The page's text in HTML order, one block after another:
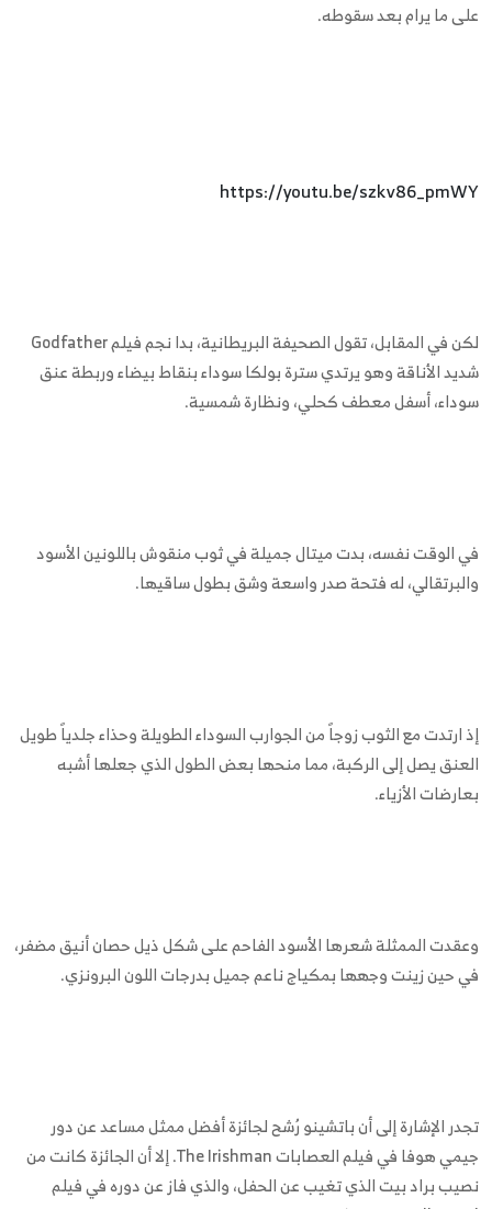
على ما يرام بعد سقوطه.
https://youtu.be/szkv86_pmWY
لكن في المقابل، تقول الصحيفة البريطانية، بدا نجم فيلم Godfather
شديد الأناقة وهو يرتدي سترة بولكا سوداء بنقاط بيضاء وربطة عنق
سوداء، أسفل معطف كحلي، ونظارة شمسية.
في الوقت نفسه، بدت ميتال جميلة في ثوب منقوش باللونين الأسود
والبرتقالي، له فتحة صدر واسعة وشق بطول ساقيها.
إذ ارتدت مع الثوب زوجاً من الجوارب السوداء الطويلة وحذاء جلدياً طويل
العنق يصل إلى الركبة، مما منحها بعض الطول الذي جعلها أشبه
بعارضات الأزياء.
وعقدت الممثلة شعرها الأسود الفاحم على شكل ذيل حصان أنيق مضفر،
في حين زينت وجهها بمكياج ناعم جميل بدرجات اللون البرونزي.
تجدر الإشارة إلى أن باتشينو رُشح لجائزة أفضل ممثل مساعد عن دور
جيمي هوفا في فيلم العصابات The Irishman. إلا أن الجائزة كانت من
نصيب براد بيت الذي تغيب عن الحفل، والذي فاز عن دوره في فيلم